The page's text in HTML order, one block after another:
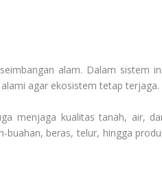
alam. Dalam sistem
agar ekosistem tetap terjaga.
menjaga kualitas tanah, air,
buahan, beras, telur, hingga